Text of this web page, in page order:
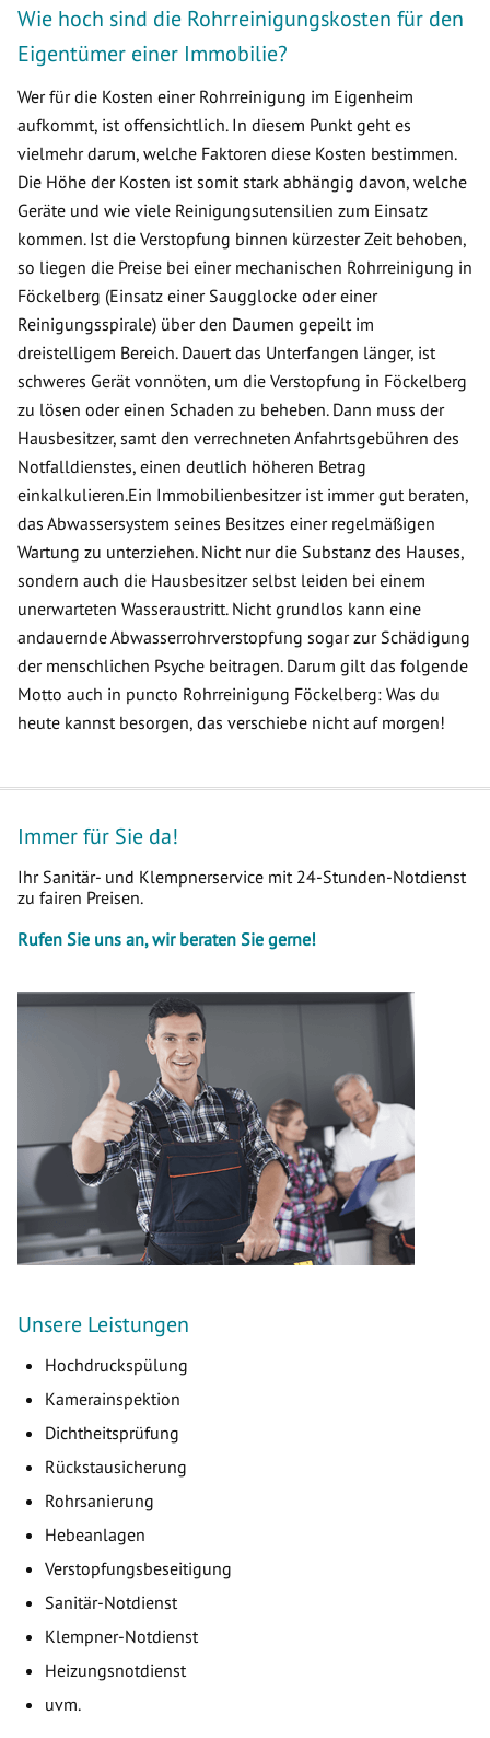
Wie hoch sind die Rohrreinigungskosten für den
Eigentümer einer Immobilie?
Wer für die Kosten einer Rohrreinigung im Eigenheim
aufkommt, ist offensichtlich. In diesem Punkt geht es
vielmehr darum, welche Faktoren diese Kosten bestimmen.
Die Höhe der Kosten ist somit stark abhängig davon, welche
Geräte und wie viele Reinigungsutensilien zum Einsatz
kommen. Ist die Verstopfung binnen kürzester Zeit behoben,
so liegen die Preise bei einer mechanischen Rohrreinigung in
Föckelberg (Einsatz einer Saugglocke oder einer
Reinigungsspirale) über den Daumen gepeilt im
dreistelligem Bereich. Dauert das Unterfangen länger, ist
schweres Gerät vonnöten, um die Verstopfung in Föckelberg
zu lösen oder einen Schaden zu beheben. Dann muss der
Hausbesitzer, samt den verrechneten Anfahrtsgebühren des
Notfalldienstes, einen deutlich höheren Betrag
einkalkulieren.Ein Immobilienbesitzer ist immer gut beraten,
das Abwassersystem seines Besitzes einer regelmäßigen
Wartung zu unterziehen. Nicht nur die Substanz des Hauses,
sondern auch die Hausbesitzer selbst leiden bei einem
unerwarteten Wasseraustritt. Nicht grundlos kann eine
andauernde Abwasserrohrverstopfung sogar zur Schädigung
der menschlichen Psyche beitragen. Darum gilt das folgende
Motto auch in puncto Rohrreinigung Föckelberg: Was du
heute kannst besorgen, das verschiebe nicht auf morgen!
Immer für Sie da!
Ihr Sanitär- und Klempnerservice mit 24-Stunden-Notdienst
zu fairen Preisen.
Rufen Sie uns an, wir beraten Sie gerne!
Unsere Leistungen
Hochdruckspülung
Kamerainspektion
Dichtheitsprüfung
Rückstausicherung
Rohrsanierung
Hebeanlagen
Verstopfungsbeseitigung
Sanitär-Notdienst
Klempner-Notdienst
Heizungsnotdienst
uvm.